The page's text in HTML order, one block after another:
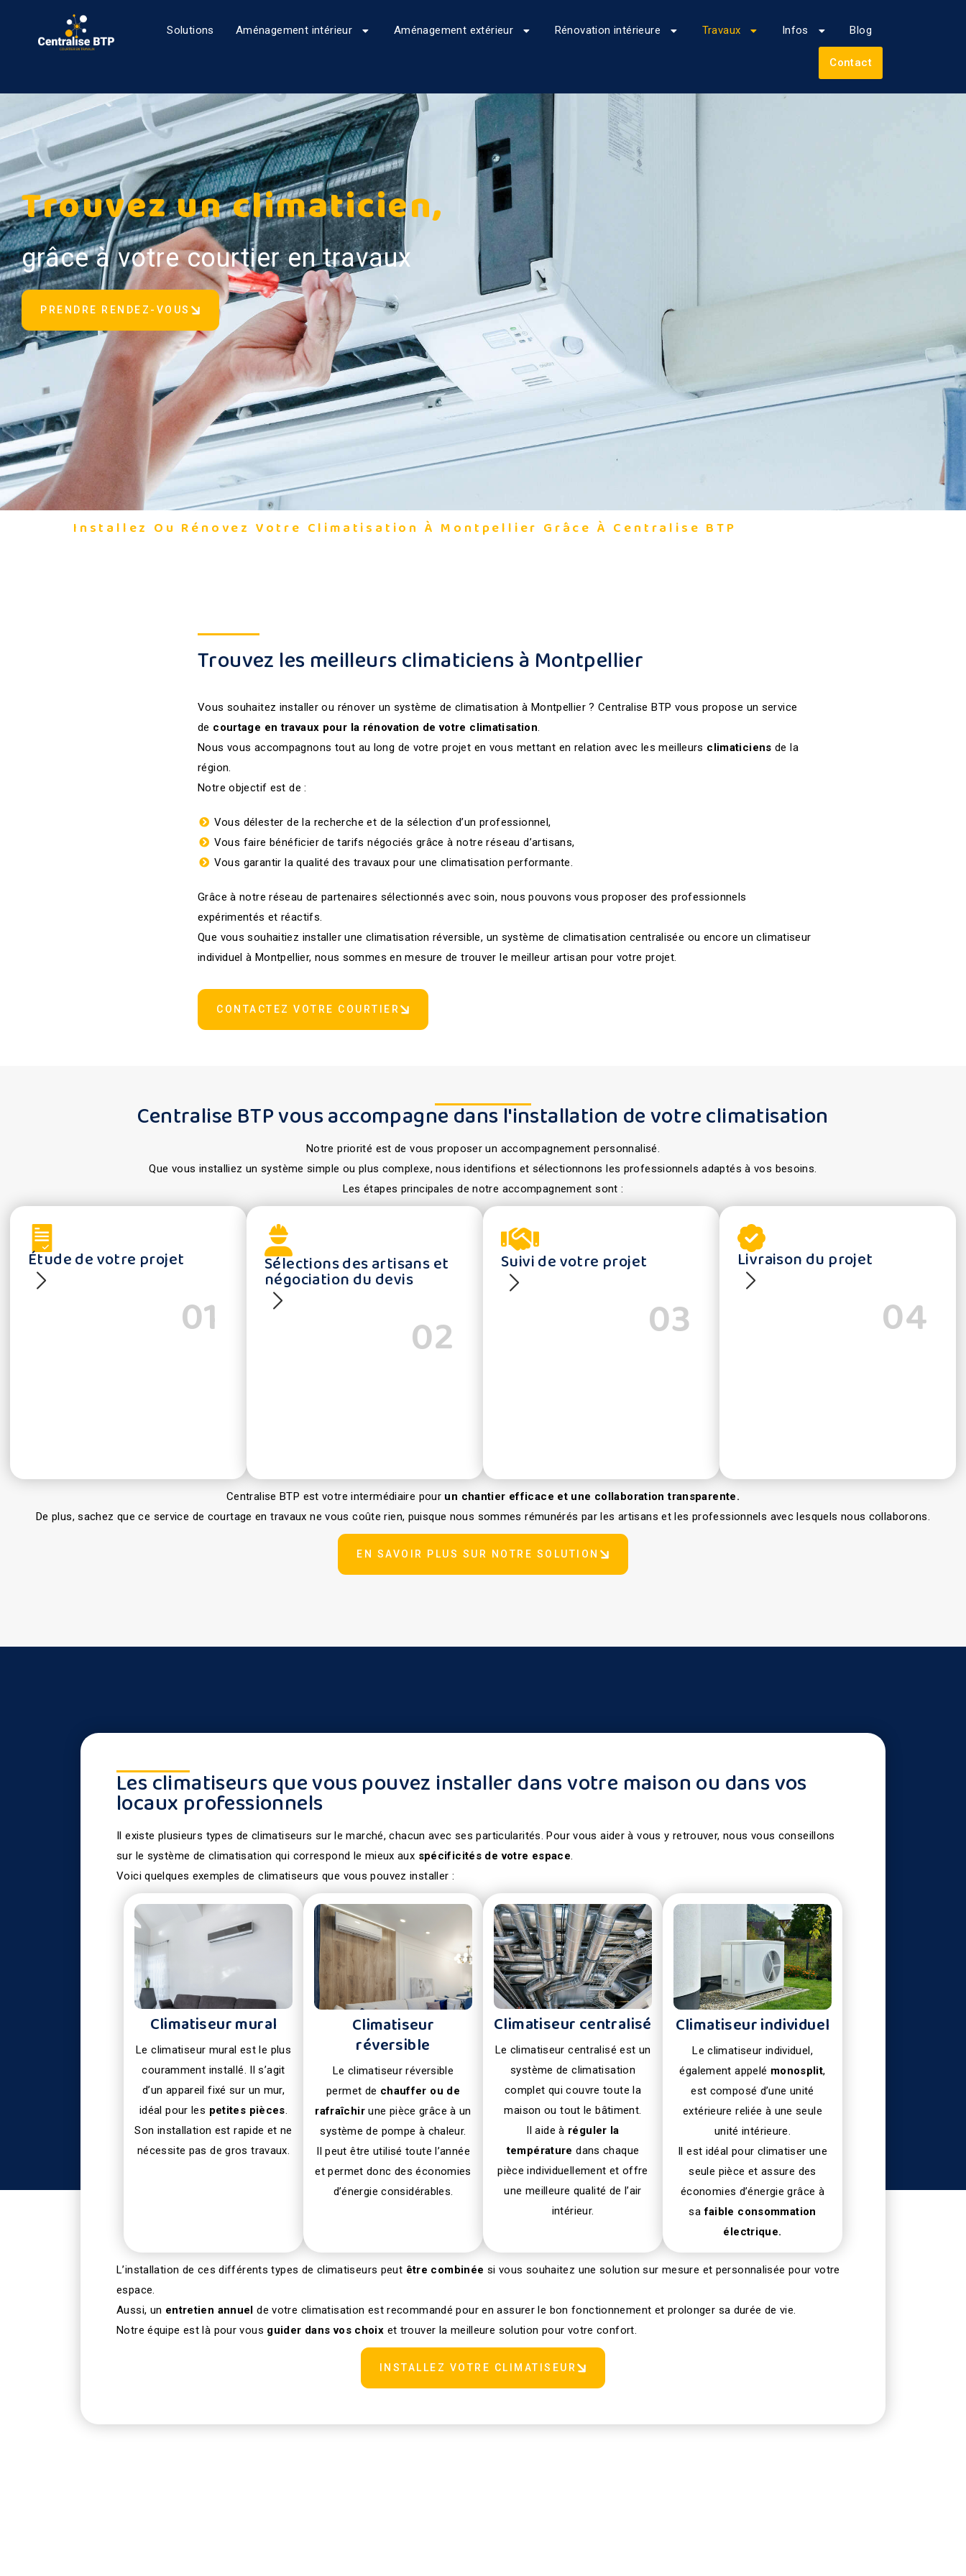
Solutions Aménagement intérieur Aménagement extérieur Rénovation intérieure Travaux Infos Blog
Contact
Trouvez un climaticien,
grâce à votre courtier en travaux
PRENDRE RENDEZ-VOUS
Installez Ou Rénovez Votre Climatisation À Montpellier Grâce À Centralise BTP
Trouvez les meilleurs climaticiens à Montpellier
Vous souhaitez installer ou rénover un système de climatisation à Montpellier ? Centralise BTP vous propose un service
de courtage en travaux pour la rénovation de votre climatisation.
Nous vous accompagnons tout au long de votre projet en vous mettant en relation avec les meilleurs climaticiens de la
région.
Notre objectif est de :
Vous délester de la recherche et de la sélection d’un professionnel,
Vous faire bénéficier de tarifs négociés grâce à notre réseau d’artisans,
Vous garantir la qualité des travaux pour une climatisation performante.
Grâce à notre réseau de partenaires sélectionnés avec soin, nous pouvons vous proposer des professionnels
expérimentés et réactifs.
Que vous souhaitiez installer une climatisation réversible, un système de climatisation centralisée ou encore un climatiseur
individuel à Montpellier, nous sommes en mesure de trouver le meilleur artisan pour votre projet.
CONTACTEZ VOTRE COURTIER
Centralise BTP vous accompagne dans l'installation de votre climatisation
Notre priorité est de vous proposer un accompagnement personnalisé.
Que vous installiez un système simple ou plus complexe, nous identifions et sélectionnons les professionnels adaptés à vos besoins.
Les étapes principales de notre accompagnement sont :
Étude de votre projet
01
Sélections des artisans et
négociation du devis
02
Suivi de votre projet
03
Livraison du projet
04
Centralise BTP est votre intermédiaire pour un chantier efficace et une collaboration transparente.
De plus, sachez que ce service de courtage en travaux ne vous coûte rien, puisque nous sommes rémunérés par les artisans et les professionnels avec lesquels nous collaborons.
EN SAVOIR PLUS SUR NOTRE SOLUTION
Les climatiseurs que vous pouvez installer dans votre maison ou dans vos
locaux professionnels
Il existe plusieurs types de climatiseurs sur le marché, chacun avec ses particularités. Pour vous aider à vous y retrouver, nous vous conseillons
sur le système de climatisation qui correspond le mieux aux spécificités de votre espace.
Voici quelques exemples de climatiseurs que vous pouvez installer :
Climatiseur mural
Le climatiseur mural est le plus
couramment installé. Il s’agit
d’un appareil fixé sur un mur,
idéal pour les petites pièces.
Son installation est rapide et ne
nécessite pas de gros travaux.
Climatiseur
réversible
Le climatiseur réversible
permet de chauffer ou de
rafraîchirune pièce grâce à un
système de pompe à chaleur.
Il peut être utilisé toute l’année
et permet donc des économies
d’énergie considérables.
Climatiseur centralisé
Le climatiseur centralisé est un
système de climatisation
complet qui couvre toute la
maison ou tout le bâtiment.
Il aide à réguler la
température dans chaque
pièce individuellement et offre
une meilleure qualité de l’air
intérieur.
Climatiseur individuel
Le climatiseur individuel,
également appelé monosplit,
est composé d’une unité
extérieure reliée à une seule
unité intérieure.
Il est idéal pour climatiser une
seule pièce et assure des
économies d’énergie grâce à
safaible consommation
électrique.
L’installation de ces différents types de climatiseurs peut être combinée si vous souhaitez une solution sur mesure et personnalisée pour votre
espace.
Aussi, un entretien annuel de votre climatisation est recommandé pour en assurer le bon fonctionnement et prolonger sa durée de vie.
Notre équipe est là pour vous guider dans vos choix et trouver la meilleure solution pour votre confort.
INSTALLEZ VOTRE CLIMATISEUR